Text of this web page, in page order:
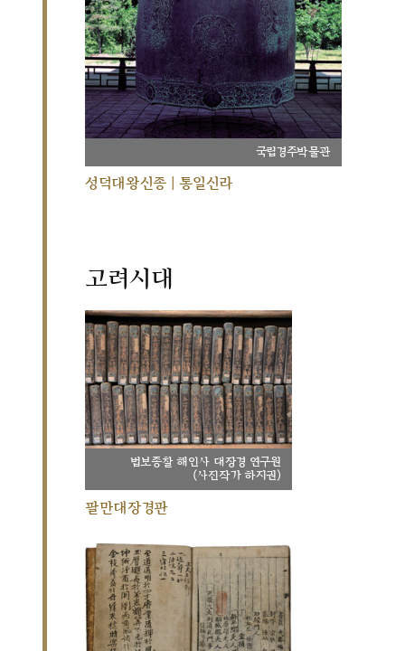
국립경주박물관
성덕대왕신종 | 통일신라
고려시대
법보종찰 해인사 대장경 연구원
(사진작가 하지권)
팔만대장경판